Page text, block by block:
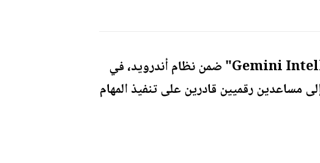
أطلقت شركة "غوغل" ميزة جديدة تحمل اسم "Gemini Intelligence" ضمن نظام أندرويد، في
رقميين قادرين على تنفيذ المهام